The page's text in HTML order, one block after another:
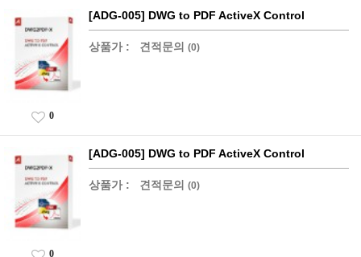
[ADG-005] DWG to PDF ActiveX Control
상품가 : 견적문의 (0)
0
[ADG-005] DWG to PDF ActiveX Control
상품가 : 견적문의 (0)
0